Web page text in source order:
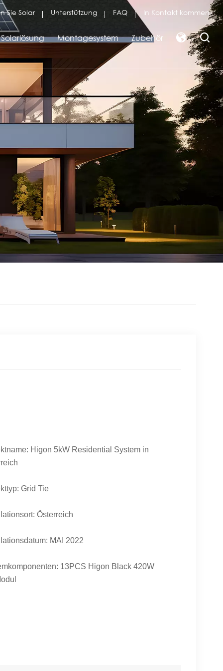
Sie Solar Unterstützung FAQ In Kontakt kommen
Solarlösung Montagesystem Zubehör
Higon 5kW Residential System in
Grid Tie
Österreich
MAI 2022
13PCS Higon Black 420W